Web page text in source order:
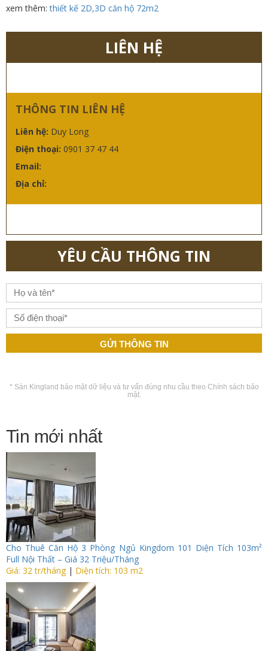
xem thêm:thiết kế 2D,3D căn hộ 72m2
LIÊN HỆ
THÔNG TIN LIÊN HỆ
Liên hệ: Duy Long
Điện thoại: 0901 37 47 44
Email:
Địa chỉ:
YÊU CẦU THÔNG TIN
* Sàn Kingland bảo mật dữ liệu và tư vấn đúng nhu cầu theo Chính sách bảo
mật.
Tin mới nhất
Cho Thuê Căn Hộ 3 Phòng Ngủ Kingdom 101 Diện Tích 103m²
Full Nội Thất – Giá 32 Triệu/Tháng
Giá: 32 tr/tháng | Diện tích: 103 m2